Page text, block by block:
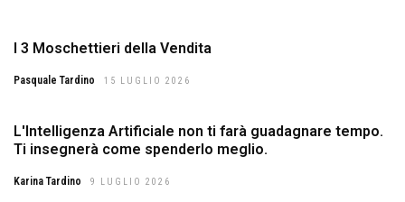
I 3 Moschettieri della Vendita
Pasquale Tardino 15 LUGLIO 2026
L'Intelligenza Artificiale non ti farà guadagnare tempo.
Ti insegnerà come spenderlo meglio.
Karina Tardino 9 LUGLIO 2026